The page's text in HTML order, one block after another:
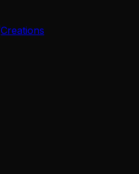
Creations